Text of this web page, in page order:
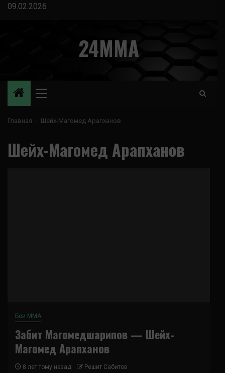
Перейти
09.02.2026
24MMA
Основное
Главная Шейх-Магомед Арапханов
Шейх-Магомед Арапханов
Бои ММА
Забит Магомедшарипов — Шейх-
Магомед Арапханов
8 лет тому назад Решит Сабитов